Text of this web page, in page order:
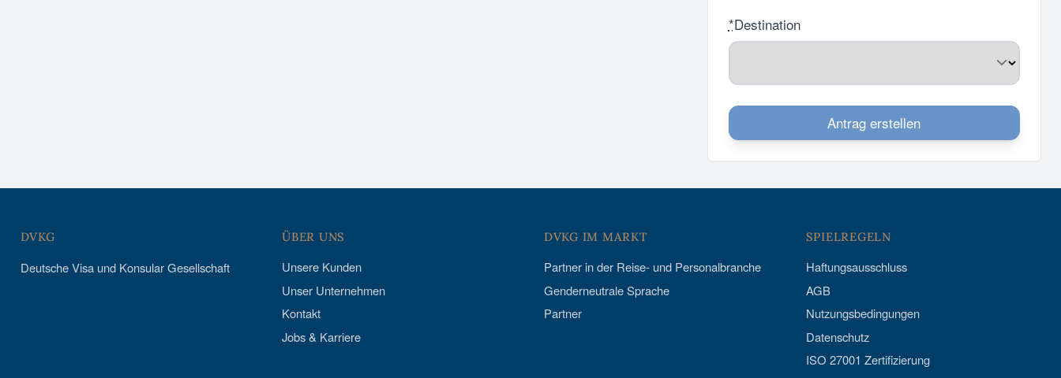
*Destination
Antrag erstellen
DVKG
Deutsche Visa und Konsular Gesellschaft
ÜBER UNS
Unsere Kunden
Unser Unternehmen
Kontakt
Jobs & Karriere
DVKG IM MARKT
Partner in der Reise- und Personalbranche
Genderneutrale Sprache
Partner
SPIELREGELN
Haftungsausschluss
AGB
Nutzungsbedingungen
Datenschutz
ISO 27001 Zertifizierung